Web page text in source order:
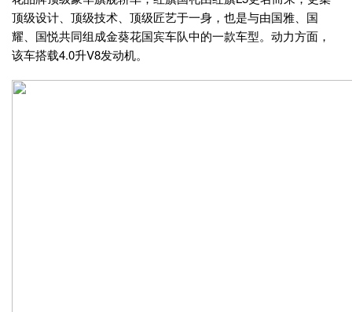
顶级设计、顶级技术、顶级匠艺于一身，也是与由国雅、国
耀、国悦共同组成金葵花国宾车队中的一款车型。动力方面，
该车搭载4.0升V8发动机。